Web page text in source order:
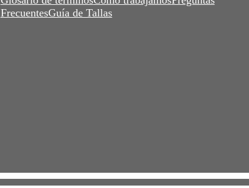
FrecuentesGuía de Tallas